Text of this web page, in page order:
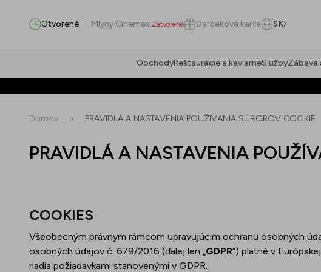
Prevádzky
Ponuky
Otvorené Mlyny Cinemas:Zatvorené Darčeková karta SK
ObchodyReštaurácie a kaviarneSlužbyZábava
Domov > PRAVIDLÁ A NASTAVENIA POUŽÍVANIA SÚBOROV COOKIE
PRAVIDLÁ A NASTAVENIA
COOKIES
Všeobecným právnym rámcom upravujúcim ochranu osobných
osobných údajov č. 679/2016 (ďalej len „GDPR“) platné v
riadia požiadavkami stanovenými v GDPR.